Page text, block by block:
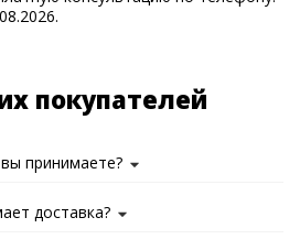
покупателей
принимаете?
доставка?